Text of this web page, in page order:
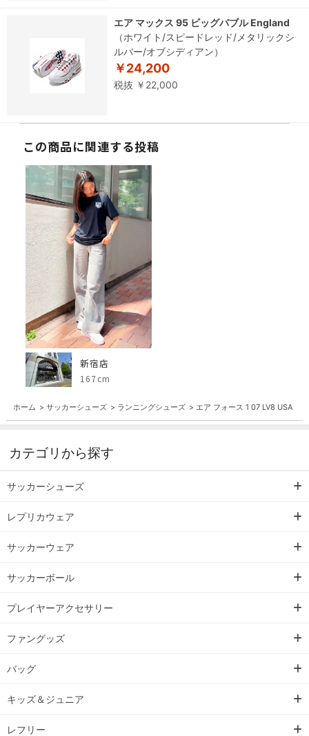
エア マックス 95 ビッグバブル England
（ホワイト/スピードレッド/メタリックシ
ルバー/オブシディアン）
￥24,200
税抜 ￥22,000
この商品に関連する投稿
新宿店
167cm
ホーム > サッカーシューズ > ランニングシューズ > エア フォース 1 07 LV8 USA
カテゴリから探す
サッカーシューズ
レプリカウェア
サッカーウェア
サッカーボール
プレイヤーアクセサリー
ファングッズ
バッグ
キッズ＆ジュニア
レフリー